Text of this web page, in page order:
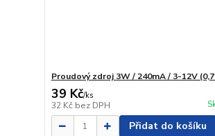
Proudový zdroj 3W / 240mA / 3-12V
39 Kč/ks
32 Kč bez DPH
Přidat do košíku